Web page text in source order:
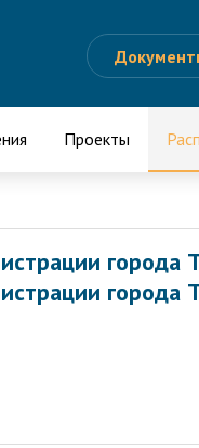
Проекты
города